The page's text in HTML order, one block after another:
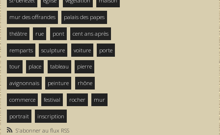
mur des offrandes palais des papes
théâtre rue pont cent ans après
remparts sculpture voiture porte
tour place tableau pierre
avignonnais peinture rhône
commerce festival rocher mur
portrait
inscription
S'abonner au flux RSS